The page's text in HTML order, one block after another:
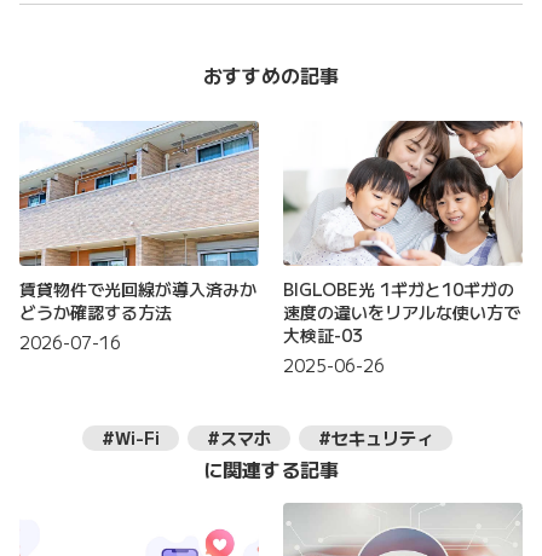
おすすめの記事
賃貸物件で光回線が導入済みか
どうか確認する方法
2026-07-16
BIGLOBE光 1ギガと10ギガの
速度の違いをリアルな使い方で
大検証-03
2025-06-26
#Wi-Fi #スマホ #セキュリティ
に関連する記事